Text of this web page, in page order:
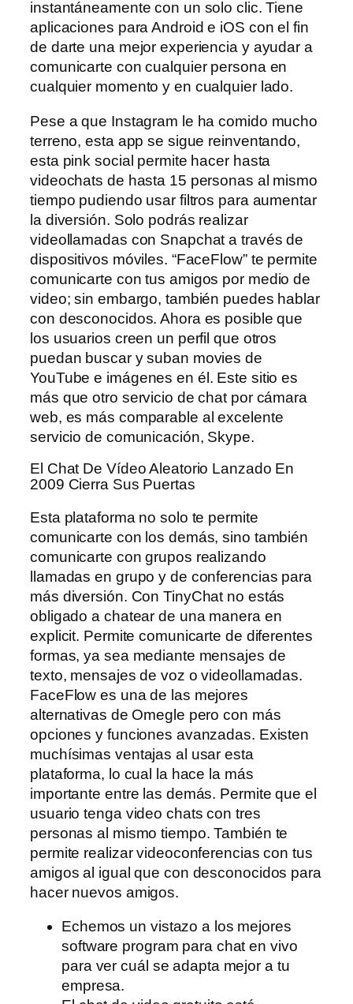
instantáneamente con un solo clic. Tiene
aplicaciones para Android e iOS con el fin
de darte una mejor experiencia y ayudar a
comunicarte con cualquier persona en
cualquier momento y en cualquier lado.
Pese a que Instagram le ha comido mucho
terreno, esta app se sigue reinventando,
esta pink social permite hacer hasta
videochats de hasta 15 personas al mismo
tiempo pudiendo usar filtros para aumentar
la diversión. Solo podrás realizar
videollamadas con Snapchat a través de
dispositivos móviles. “FaceFlow” te permite
comunicarte con tus amigos por medio de
video; sin embargo, también puedes hablar
con desconocidos. Ahora es posible que
los usuarios creen un perfil que otros
puedan buscar y suban movies de
YouTube e imágenes en él. Este sitio es
más que otro servicio de chat por cámara
web, es más comparable al excelente
servicio de comunicación, Skype.
El Chat De Vídeo Aleatorio Lanzado En
2009 Cierra Sus Puertas
Esta plataforma no solo te permite
comunicarte con los demás, sino también
comunicarte con grupos realizando
llamadas en grupo y de conferencias para
más diversión. Con TinyChat no estás
obligado a chatear de una manera en
explicit. Permite comunicarte de diferentes
formas, ya sea mediante mensajes de
texto, mensajes de voz o videollamadas.
FaceFlow es una de las mejores
alternativas de Omegle pero con más
opciones y funciones avanzadas. Existen
muchísimas ventajas al usar esta
plataforma, lo cual la hace la más
importante entre las demás. Permite que el
usuario tenga video chats con tres
personas al mismo tiempo. También te
permite realizar videoconferencias con tus
amigos al igual que con desconocidos para
hacer nuevos amigos.
Echemos un vistazo a los mejores
software program para chat en vivo
para ver cuál se adapta mejor a tu
empresa.